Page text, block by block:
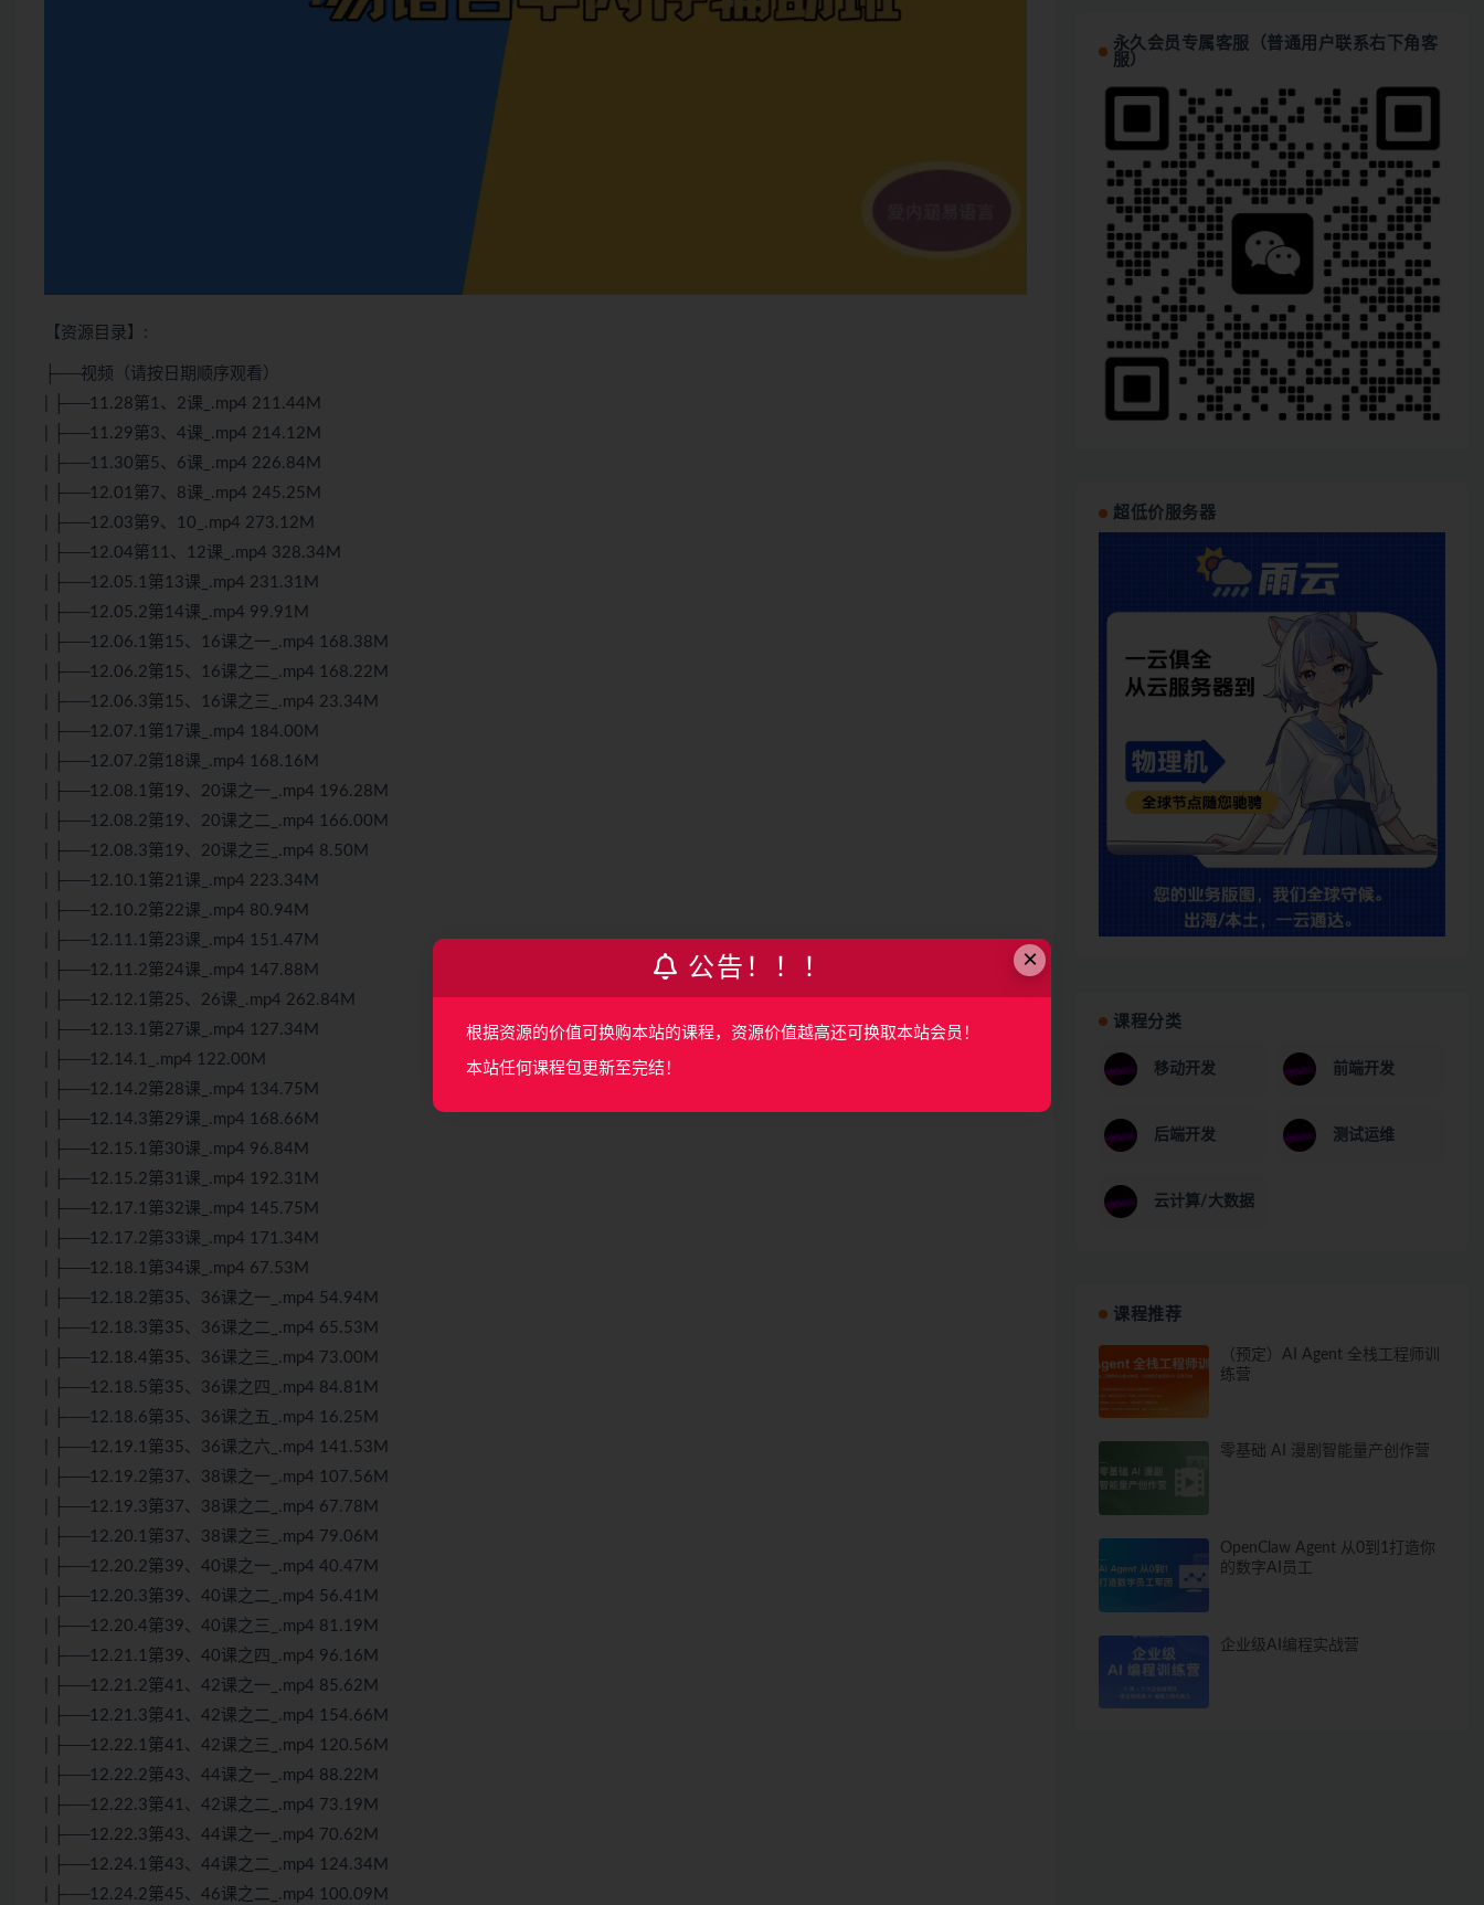
【资源目录】:
├──视频（请按日期顺序观看）
| ├──11.28第1、2课_.mp4 211.44M
| ├──11.29第3、4课_.mp4 214.12M
| ├──11.30第5、6课_.mp4 226.84M
| ├──12.01第7、8课_.mp4 245.25M
| ├──12.03第9、10_.mp4 273.12M
| ├──12.04第11、12课_.mp4 328.34M
| ├──12.05.1第13课_.mp4 231.31M
| ├──12.05.2第14课_.mp4 99.91M
| ├──12.06.1第15、16课之一_.mp4 168.38M
| ├──12.06.2第15、16课之二_.mp4 168.22M
| ├──12.06.3第15、16课之三_.mp4 23.34M
| ├──12.07.1第17课_.mp4 184.00M
| ├──12.07.2第18课_.mp4 168.16M
| ├──12.08.1第19、20课之一_.mp4 196.28M
| ├──12.08.2第19、20课之二_.mp4 166.00M
| ├──12.08.3第19、20课之三_.mp4 8.50M
| ├──12.10.1第21课_.mp4 223.34M
| ├──12.10.2第22课_.mp4 80.94M
| ├──12.11.1第23课_.mp4 151.47M
| ├──12.11.2第24课_.mp4 147.88M
| ├──12.12.1第25、26课_.mp4 262.84M
| ├──12.13.1第27课_.mp4 127.34M
| ├──12.14.1_.mp4 122.00M
| ├──12.14.2第28课_.mp4 134.75M
| ├──12.14.3第29课_.mp4 168.66M
| ├──12.15.1第30课_.mp4 96.84M
| ├──12.15.2第31课_.mp4 192.31M
| ├──12.17.1第32课_.mp4 145.75M
| ├──12.17.2第33课_.mp4 171.34M
| ├──12.18.1第34课_.mp4 67.53M
| ├──12.18.2第35、36课之一_.mp4 54.94M
| ├──12.18.3第35、36课之二_.mp4 65.53M
| ├──12.18.4第35、36课之三_.mp4 73.00M
| ├──12.18.5第35、36课之四_.mp4 84.81M
| ├──12.18.6第35、36课之五_.mp4 16.25M
| ├──12.19.1第35、36课之六_.mp4 141.53M
| ├──12.19.2第37、38课之一_.mp4 107.56M
| ├──12.19.3第37、38课之二_.mp4 67.78M
| ├──12.20.1第37、38课之三_.mp4 79.06M
| ├──12.20.2第39、40课之一_.mp4 40.47M
| ├──12.20.3第39、40课之二_.mp4 56.41M
| ├──12.20.4第39、40课之三_.mp4 81.19M
| ├──12.21.1第39、40课之四_.mp4 96.16M
| ├──12.21.2第41、42课之一_.mp4 85.62M
| ├──12.21.3第41、42课之二_.mp4 154.66M
| ├──12.22.1第41、42课之三_.mp4 120.56M
| ├──12.22.2第43、44课之一_.mp4 88.22M
| ├──12.22.3第41、42课之二_.mp4 73.19M
| ├──12.22.3第43、44课之一_.mp4 70.62M
| ├──12.24.1第43、44课之二_.mp4 124.34M
| ├──12.24.2第45、46课之二_.mp4 100.09M
永久会员专属客服（普通用户联系右下角客
服）
超低价服务器
课程分类
移动开发 前端开发
后端开发 测试运维
云计算/大数据
课程推荐
（预定）AI Agent 全栈工程师训
练营
零基础 AI 漫剧智能量产创作营
OpenClaw Agent 从0到1打造你
的数字AI员工
企业级AI编程实战营
×
公告！！！
根据资源的价值可换购本站的课程，资源价值越高还可换取本站会员！
本站任何课程包更新至完结！